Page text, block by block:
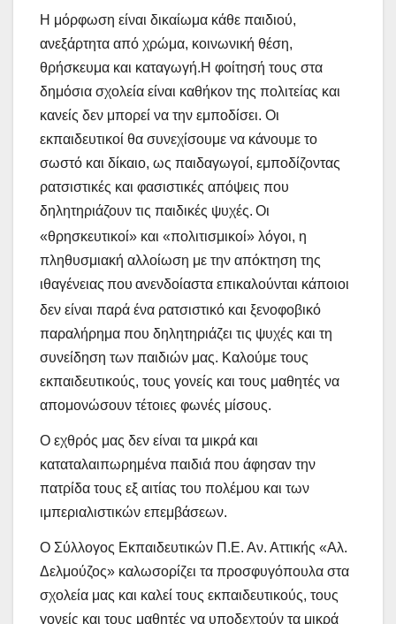
Η μόρφωση είναι δικαίωμα κάθε παιδιού,
ανεξάρτητα από χρώμα, κοινωνική θέση,
θρήσκευμα και καταγωγή.Η φοίτησή τους στα
δημόσια σχολεία είναι καθήκον της πολιτείας και
κανείς δεν μπορεί να την εμποδίσει. Οι
εκπαιδευτικοί θα συνεχίσουμε να κάνουμε το
σωστό και δίκαιο, ως παιδαγωγοί, εμποδίζοντας
ρατσιστικές και φασιστικές απόψεις που
δηλητηριάζουν τις παιδικές ψυχές. Οι
«θρησκευτικοί» και «πολιτισμικοί» λόγοι, η
πληθυσμιακή αλλοίωση με την απόκτηση της
ιθαγένειας που ανενδοίαστα επικαλούνται κάποιοι
δεν είναι παρά ένα ρατσιστικό και ξενοφοβικό
παραλήρημα που δηλητηριάζει τις ψυχές και τη
συνείδηση των παιδιών μας. Καλούμε τους
εκπαιδευτικούς, τους γονείς και τους μαθητές να
απομονώσουν τέτοιες φωνές μίσους.
Ο εχθρός μας δεν είναι τα μικρά και
καταταλαιπωρημένα παιδιά που άφησαν την
πατρίδα τους εξ αιτίας του πολέμου και των
ιμπεριαλιστικών επεμβάσεων.
Ο Σύλλογος Εκπαιδευτικών Π.Ε. Αν. Αττικής «Αλ.
Δελμούζος» καλωσορίζει τα προσφυγόπουλα στα
σχολεία μας και καλεί τους εκπαιδευτικούς, τους
γονείς και τους μαθητές να υποδεχτούν τα μικρά